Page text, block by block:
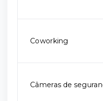
Coworking
Câmeras de